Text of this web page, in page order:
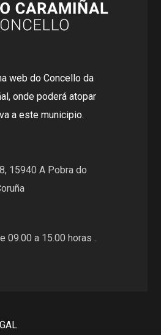
web do Concello da
onde poderá atopar
a este municipio.
15940 A Pobra do
09.00 a 15.00 horas .